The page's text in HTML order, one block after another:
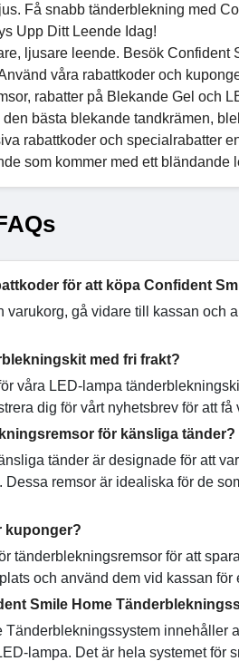
för daglig användning; den ger vitare
Få snabb tänderblekning med
Upp Ditt Leende Idag!
ljusare leende. Besök
våra rabattkoder och
rabatter på Blekande Gel och
bästa blekande tandkrämen,
rabattkoder och specialrabatter
som kommer med ett bländande
för att köpa Confident
varukorg, gå vidare till kassan och
med fri frakt?
våra LED-lampa
dig för vårt nyhetsbrev för att
för känsliga tänder?
tänder är designade för att
Dessa remsor är idealiska för de
kuponger?
tänderblekningsremsor för att
och använd dem vid kassan för
Smile Home
innehåller
lampa. Det är hela systemet för